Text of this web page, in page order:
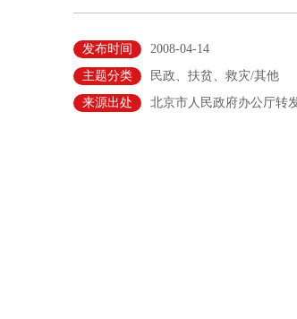
发布时间
2008-04-14
主题分类
民政、扶贫、救灾/其他
来源出处
北京市人民政府办公厅转